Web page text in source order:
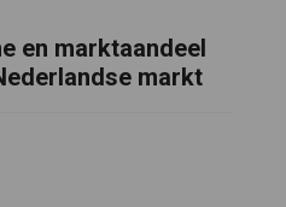
en marktaandeel
markt